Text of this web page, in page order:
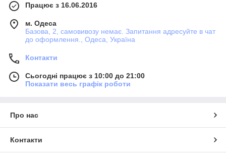
Працює з 16.06.2016
м. Одеса
Базова, 2, самовивозу немає. Запитання адресуйте в чат
до оформлення., Одеса, Україна
Контакти
Сьогодні працює з 10:00 до 21:00
Показати весь графік роботи
Про нас
Контакти